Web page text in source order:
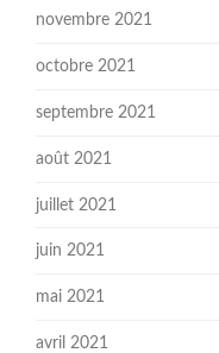
novembre 2021
octobre 2021
septembre 2021
août 2021
juillet 2021
juin 2021
mai 2021
avril 2021